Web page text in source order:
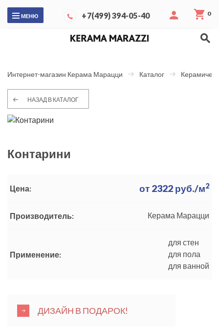
МЕНЮ +7(499) 394-05-40 0
Интернет-магазин Керама Марацци Каталог
НАЗАД В КАТАЛОГ
Контарини
Цена: от 2322 руб./м2
Производитель: Керама Марацци
Применение:
для стен
для пола
для ванной
ДИЗАЙН В ПОДАРОК!